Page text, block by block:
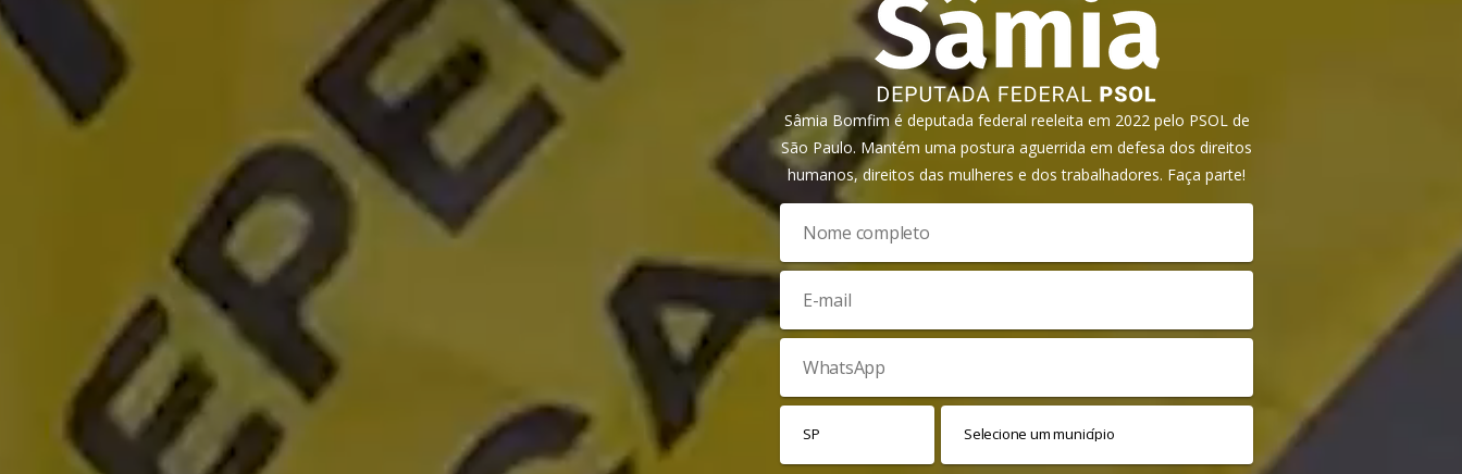
Sâmia Bomfim é deputada federal reeleita em 2022 pelo PSOL de
São Paulo. Mantém uma postura aguerrida em defesa dos direitos
humanos, direitos das mulheres e dos trabalhadores. Faça parte!